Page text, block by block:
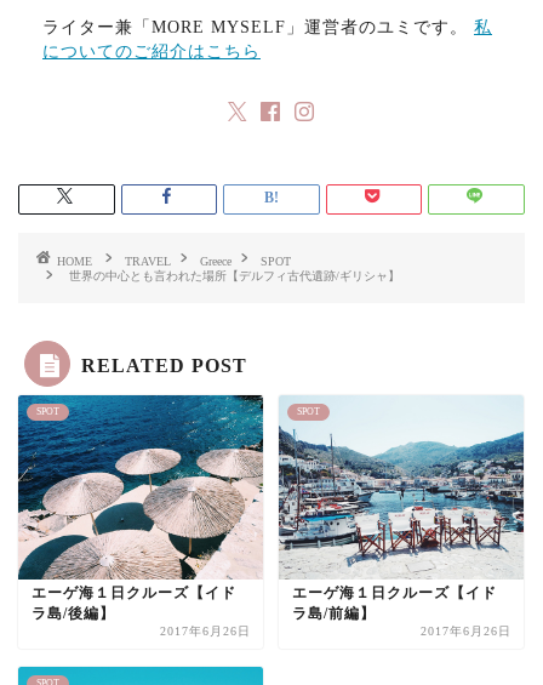
ライター兼「MORE MYSELF」運営者のユミです。 私
についてのご紹介はこちら
HOME TRAVEL Greece
SPOT
世界の中心とも言われた場所【デルフィ古代遺跡/ギリシャ】
RELATED POST
SPOT
エーゲ海１日クルーズ【イド
ラ島/後編】
2017年6月26日
SPOT
エーゲ海１日クルーズ【イド
ラ島/前編】
2017年6月26日
SPOT